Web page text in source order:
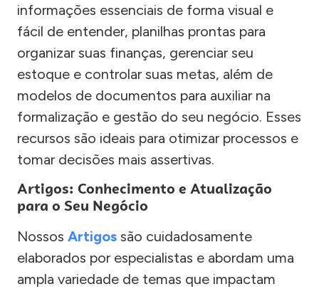
informações essenciais de forma visual e
fácil de entender, planilhas prontas para
organizar suas finanças, gerenciar seu
estoque e controlar suas metas, além de
modelos de documentos para auxiliar na
formalização e gestão do seu negócio. Esses
recursos são ideais para otimizar processos e
tomar decisões mais assertivas.
Artigos: Conhecimento e Atualização
para o Seu Negócio
Nossos Artigos são cuidadosamente
elaborados por especialistas e abordam uma
ampla variedade de temas que impactam